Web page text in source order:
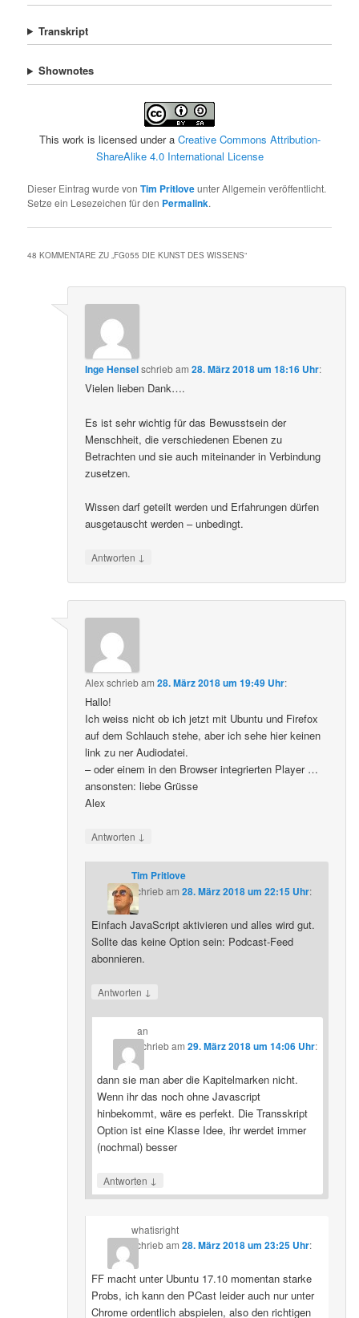
Transkript
Shownotes
This work is licensed under a Creative Commons Attribution-
ShareAlike 4.0 International License
Dieser Eintrag wurde vonTim Pritloveunter Allgemein veröffentlicht.
Setze ein Lesezeichen für den Permalink.
48 KOMMENTARE ZU „FG055 DIE KUNST DES WISSENS“
Inge Henselschriebam28. März 2018 um 18:16 Uhr:
Vielen lieben Dank….
Es ist sehr wichtig für das Bewusstsein der
Menschheit, die verschiedenen Ebenen zu
Betrachten und sie auch miteinander in Verbindung
zusetzen.
Wissen darf geteilt werden und Erfahrungen dürfen
ausgetauscht werden – unbedingt.
Antworten ↓
Alexschriebam28. März 2018 um 19:49 Uhr:
Hallo!
Ich weiss nicht ob ich jetzt mit Ubuntu und Firefox
auf dem Schlauch stehe, aber ich sehe hier keinen
link zu ner Audiodatei.
– oder einem in den Browser integrierten Player …
ansonsten: liebe Grüsse
Alex
Antworten ↓
Tim Pritlove
schriebam 28. März 2018 um 22:15 Uhr:
Einfach JavaScript aktivieren und alles wird gut.
Sollte das keine Option sein: Podcast-Feed
abonnieren.
Antworten ↓
an
schriebam29. März 2018 um 14:06 Uhr:
dann sie man aber die Kapitelmarken nicht.
Wenn ihr das noch ohne Javascript
hinbekommt, wäre es perfekt. Die Transskript
Option ist eine Klasse Idee, ihr werdet immer
(nochmal) besser
Antworten ↓
whatisright
schriebam 28. März 2018 um 23:25 Uhr:
FF macht unter Ubuntu 17.10 momentan starke
Probs, ich kann den PCast leider auch nur unter
Chrome ordentlich abspielen, also den richtigen